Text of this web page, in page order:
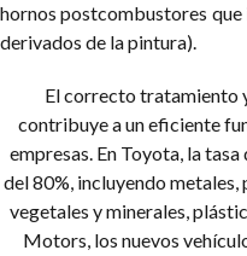
hornos postcombustores
derivados de la pintura).
El correcto tratamiento
contribuye a un eficiente
empresas. En Toyota, la
del 80%, incluyendo metales,
vegetales y minerales,
Motors, los nuevos